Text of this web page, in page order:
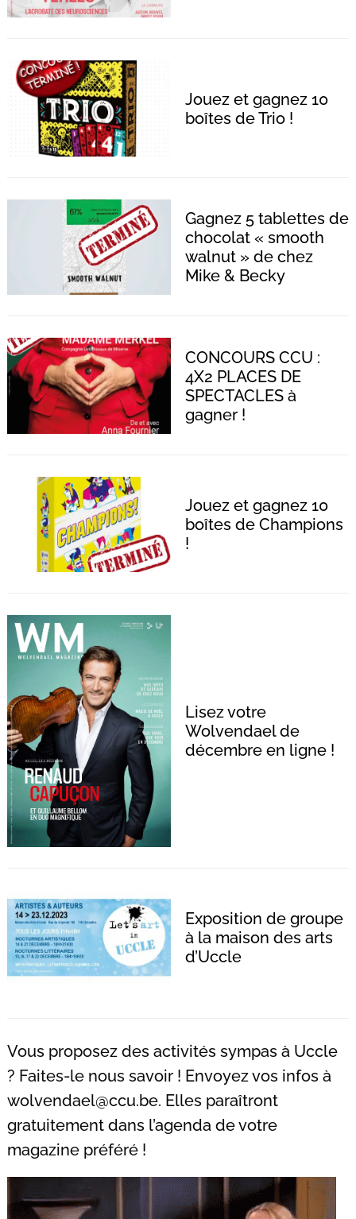
Jouez et gagnez 10
boîtes de Trio !
Gagnez 5 tablettes de
chocolat « smooth
walnut » de chez
Mike & Becky
CONCOURS CCU :
4X2 PLACES DE
SPECTACLES à
gagner !
Jouez et gagnez 10
boîtes de Champions
!
Lisez votre
Wolvendael de
décembre en ligne !
Exposition de groupe
à la maison des arts
d’Uccle
Vous proposez des activités sympas à Uccle
? Faites-le nous savoir ! Envoyez vos infos à
wolvendael@ccu.be. Elles paraîtront
gratuitement dans l’agenda de votre
magazine préféré !
Recherche
pour